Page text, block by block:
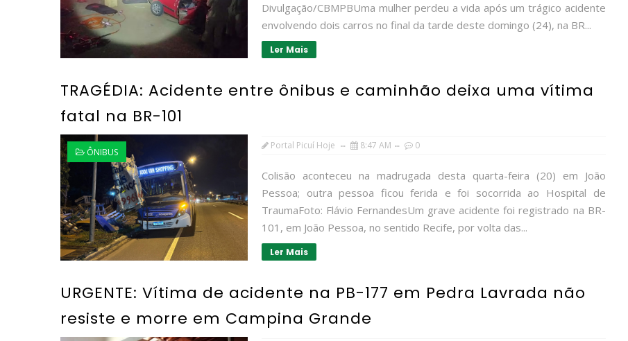
Divulgação/CBMPBUma mulher perdeu a vida após um trágico acidente
envolvendo dois carros no final da tarde deste domingo (24), na BR...
Ler Mais
TRAGÉDIA: Acidente entre ônibus e caminhão deixa uma vítima
fatal na BR-101
ÔNIBUS
Portal Picuí Hoje 8:47 AM 0
Colisão aconteceu na madrugada desta quarta-feira (20) em João
Pessoa; outra pessoa ficou ferida e foi socorrida ao Hospital de
TraumaFoto: Flávio FernandesUm grave acidente foi registrado na BR-
101, em João Pessoa, no sentido Recife, por volta das...
Ler Mais
URGENTE: Vítima de acidente na PB-177 em Pedra Lavrada não
resiste e morre em Campina Grande